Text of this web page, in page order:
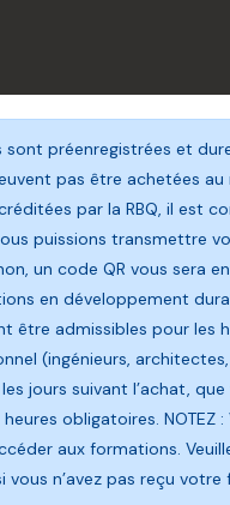
préenregistrées et
pas être achetées au
par la RBQ, il est
puissions transmettre
un code QR vous sera
en développement
être admissibles pour les
(ingénieurs,
jours suivant l’achat,
obligatoires. NOTEZ :
aux formations.
vous n’avez pas reçu